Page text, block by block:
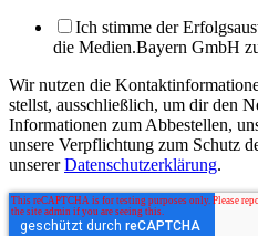
Ich stimme der
die Medien.Bayern GmbH
Wir nutzen die
stellst, ausschließlich, um dir den
Informationen zum Abbestellen,
unsere Verpflichtung zum Schutz
unsererDatenschutzerklärung.